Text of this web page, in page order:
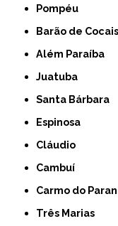
Pompéu
Barão de Cocais
Além Paraíba
Juatuba
Santa Bárbara
Espinosa
Cláudio
Cambuí
Carmo do
Três Marias